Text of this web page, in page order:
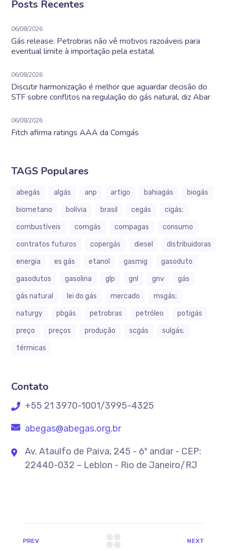
Posts Recentes
06/08/2026
Gás release: Petrobras não vê motivos razoáveis para
eventual limite à importação pela estatal
06/08/2026
Discutir harmonização é melhor que aguardar decisão do
STF sobre conflitos na regulação do gás natural, diz Abar
06/08/2026
Fitch afirma ratings AAA da Comgás
TAGS Populares
abegás algás anp artigo bahiagás
biogás
biometano
bolívia brasil cegás
cigás;
combustíveis
comgás compagas
consumo
contratos futuros
copergás diesel
distribuidoras
energia
es gás etanol gasmig
gasoduto
gasodutos
gasolina glp gnl gnv
gás
gás natural
lei do gás mercado
msgás;
naturgy
pbgás petrobras petróleo
potigás
preço
preços produção scgás
sulgás;
térmicas
Contato
+55 21 3970-1001/3995-4325
abegas@abegas.org.br
Av. Ataulfo de Paiva, 245 - 6º andar - CEP:
22440-032 – Leblon - Rio de Janeiro/RJ
PREV NEXT